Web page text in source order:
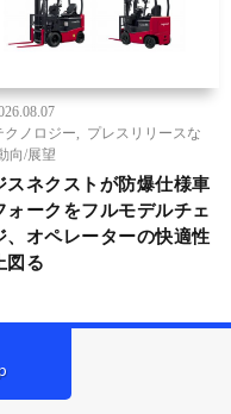
クノロジー
プレスリリースな
向/展望
スネクストが防爆仕様車
ォークをフルモデルチェ
、オペレーターの快適性
図る